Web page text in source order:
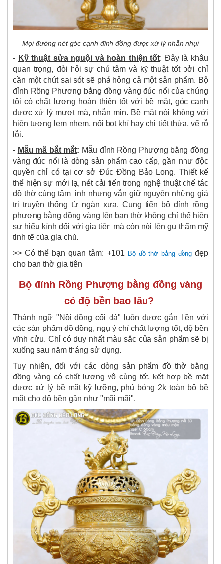
Mọi đường nét góc cạnh đỉnh đồng được xử lý nhẵn nhụi
- Kỹ thuật sửa nguội và hoàn thiện tốt: Đây là khâu
quan trọng, đòi hỏi sự chú tâm và kỹ thuật tốt bởi chỉ
cần một chút sai sót sẽ phá hỏng cả một sản phẩm. Bộ
đỉnh Rồng Phượng bằng đồng vàng đúc nổi của chúng
tôi có chất lượng hoàn thiện tốt với bề mặt, góc cạnh
được xử lý mượt mà, nhẵn mịn. Bề mặt nói không với
hiện tượng lem nhem, nổi bọt khí hay chi tiết thừa, vế rỗ
lỗi.
- Mẫu mã bắt mắt: Mẫu đỉnh Rồng Phượng bằng đồng
vàng đúc nổi là dòng sản phẩm cao cấp, gần như độc
quyền chỉ có tại cơ sở Đúc Đồng Bảo Long. Thiết kế
thể hiện sự mới lạ, nét cải tiến trong nghệ thuật chế tác
đồ thờ cúng tâm linh nhưng vẫn giữ nguyên những giá
trị truyền thống từ ngàn xưa. Cung tiến bộ đỉnh rồng
phượng bằng đồng vàng lên ban thờ không chỉ thể hiện
sự hiếu kính đối với gia tiên mà còn nói lên gu thẩm mỹ
tinh tế của gia chủ.
>> Có thể bạn quan tâm: +101 Bộ đồ thờ bằng đồngđẹp
cho ban thờ gia tiên
Bộ đỉnh Rồng Phượng bằng đồng vàng
có độ bền bao lâu?
Thành ngữ "Nồi đồng cối đá" luôn được gắn liền với
các sản phẩm đồ đồng, ngụ ý chỉ chất lượng tốt, độ bền
vĩnh cửu. Chỉ có duy nhất màu sắc của sản phẩm sẽ bị
xuống sau năm tháng sử dụng.
Tuy nhiên, đối với các dòng sản phẩm đồ thờ bằng
đồng vàng có chất lượng vô cùng tốt, kết hợp bề mặt
được xử lý bề mặt kỹ lưỡng, phủ bóng 2k toàn bộ bề
mặt cho độ bền gần như "mãi mãi".